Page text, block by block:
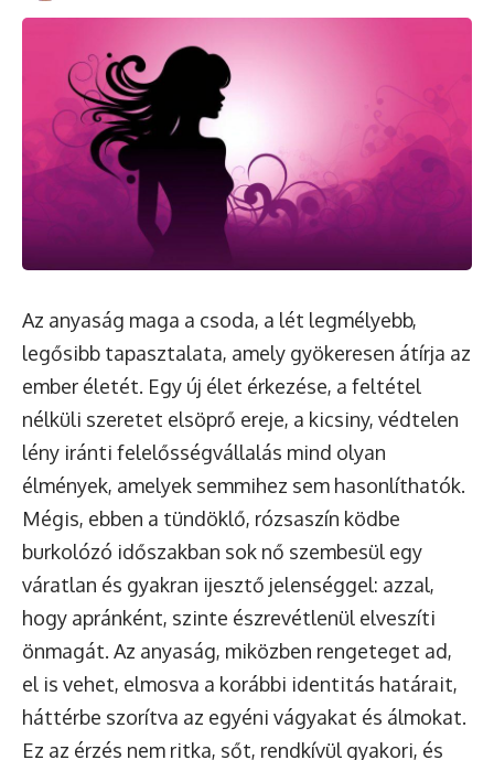
Az anyaság maga a csoda, a lét legmélyebb,
legősibb tapasztalata, amely gyökeresen átírja az
ember életét. Egy új élet érkezése, a feltétel
nélküli szeretet elsöprő ereje, a kicsiny, védtelen
lény iránti felelősségvállalás mind olyan
élmények, amelyek semmihez sem hasonlíthatók.
Mégis, ebben a tündöklő, rózsaszín ködbe
burkolózó időszakban sok nő szembesül egy
váratlan és gyakran ijesztő jelenséggel: azzal,
hogy apránként, szinte észrevétlenül elveszíti
önmagát. Az anyaság, miközben rengeteget ad,
el is vehet, elmosva a korábbi identitás határait,
háttérbe szorítva az egyéni vágyakat és álmokat.
Ez az érzés nem ritka, sőt, rendkívül gyakori, és